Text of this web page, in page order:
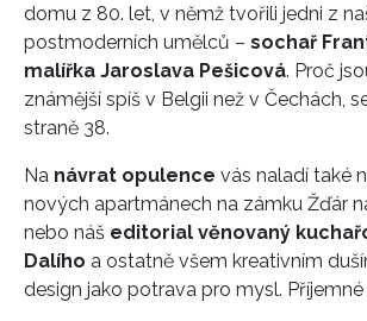
domu z 80. let, v němž tvořili jedni z
postmoderních umělců – sochař
malířka Jaroslava Pešicová. Proč
známější spíš v Belgii než v Čechách,
straně 38.
Na návrat opulence vás naladí také
nových apartmánech na zámku Žďár
nebo náš editorial věnovaný
Dalího a ostatně všem kreativním
design jako potrava pro mysl.